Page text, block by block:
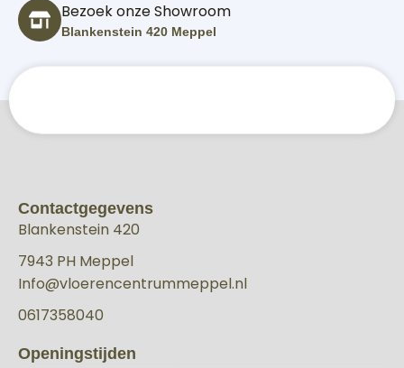
Bezoek onze Showroom
Blankenstein 420 Meppel
Contactgegevens
Blankenstein 420
7943 PH Meppel
Info@vloerencentrummeppel.nl
0617358040
Openingstijden